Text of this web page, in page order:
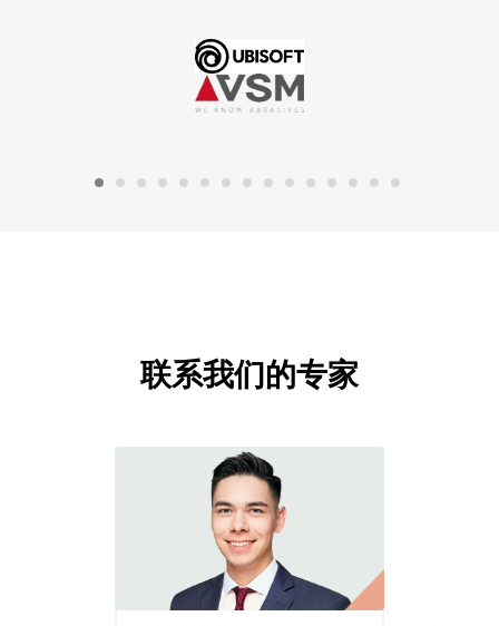
联系我们的专家